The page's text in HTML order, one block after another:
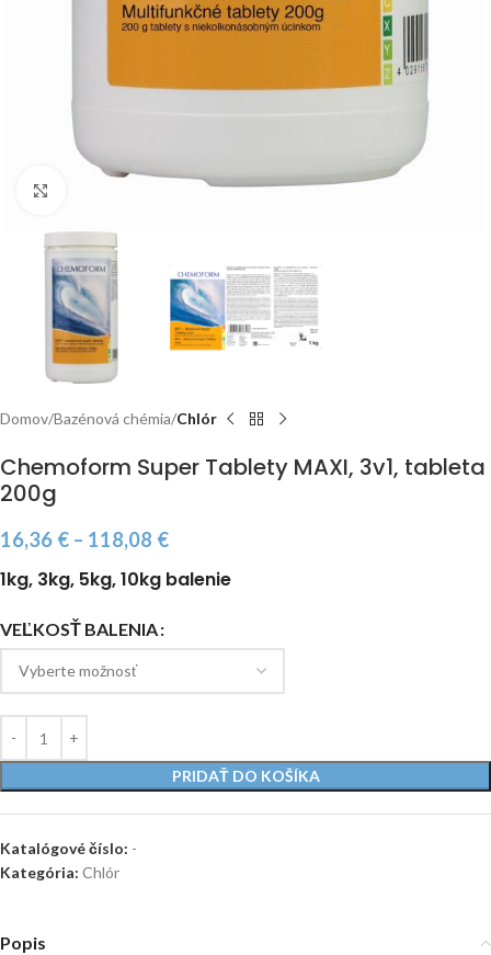
Domov Bazénová chémia Chlór
Chemoform Super Tablety MAXI, 3v1, tableta
200g
16,36 € – 118,08 €
1kg, 3kg, 5kg, 10kg balenie
VEĽKOSŤ BALENIA
PRIDAŤ DO KOŠÍKA
Katalógové číslo: -
Kategória: Chlór
Popis